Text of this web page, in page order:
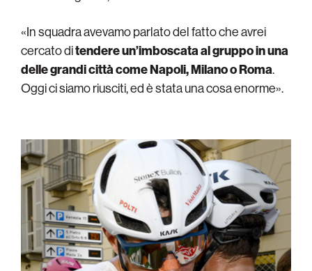
«In squadra avevamo parlato del fatto che avrei
cercato ditendere un’imboscata al gruppo in una
delle grandi città come Napoli, Milano o Roma.
Oggi ci siamo riusciti, ed è stata una cosa enorme».